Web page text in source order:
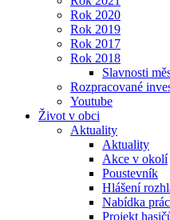
Rok 2020
Rok 2019
Rok 2017
Rok 2018
Slavnosti
Rozpracované
Youtube
Život v obci
Aktuality
Aktuality
Akce v okolí
Poustevník
Hlášení
Nabídka
Projekt